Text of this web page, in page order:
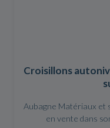
Croisillons
Aubagne Matériaux et
en vente dans